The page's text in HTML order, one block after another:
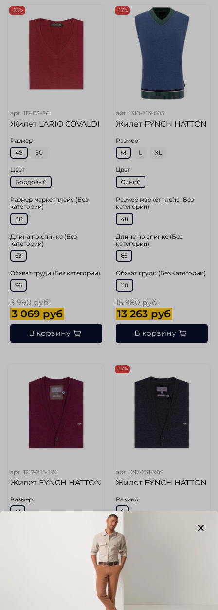
-23%
арт. 117-03-36
Жилет LARIO COVALDI
Размер
48
50
Цвет
Бордовый
Размер маркетплейс (Без
категории)
48
Длина по спинке (Без
категории)
63
Обхват груди (Без категории)
96
3 990 руб
3 069 руб
В корзину
-17%
арт. 1310-313-603
Жилет FYNCH HATTON
Размер
M
L XL
Цвет
Синий
Размер маркетплейс (Без
категории)
48
Длина по спинке (Без
категории)
66
Обхват груди (Без категории)
110
15 980 руб
13 263 руб
В корзину
арт. 1217-231-374
Жилет FYNCH HATTON
Размер
M
-17%
арт. 1217-231-989
Жилет FYNCH HATTON
Размер
S
Цвет
Темно-Серый
Размер маркетплейс (Без
категории)
Длина по спинке (Без